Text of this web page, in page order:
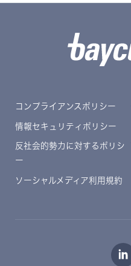
コンプライアンスポリシー
情報セキュリティポリシー
反社会的勢力に対するポリシ
ー
ソーシャルメディア利用規約